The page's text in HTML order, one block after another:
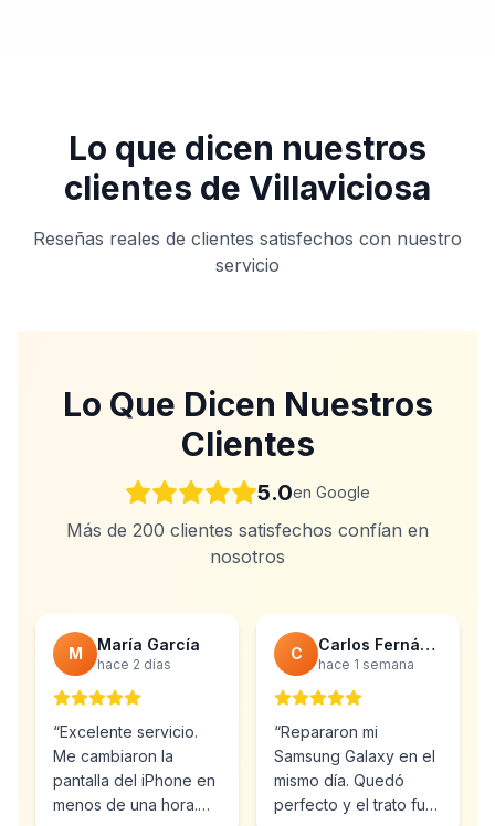
Lo que dicen nuestros
clientes de Villaviciosa
Reseñas reales de clientes satisfechos con nuestro
servicio
Lo Que Dicen Nuestros
Clientes
5.0en Google
Más de 200 clientes satisfechos confían en
nosotros
M María García
hace 2 días
“Excelente servicio.
Me cambiaron la
pantalla del iPhone en
menos de una hora.
C Carlos Fernández
hace 1 semana
“Repararon mi
Samsung Galaxy en el
mismo día. Quedó
perfecto y el trato fue